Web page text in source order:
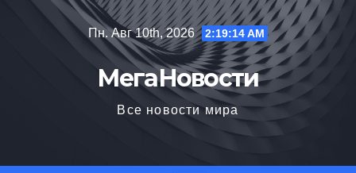
Пн. Авг 10th, 2026 2:19:15 AM
МегаНовости
Все новости мира